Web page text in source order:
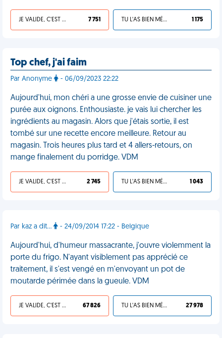
JE VALIDE, C'EST UNE VDM 7 751 TU L'AS BIEN MÉRITÉ 1 175
Top chef, j'ai faim
Par Anonyme - 06/09/2023 22:22
Aujourd'hui, mon chéri a une grosse envie de cuisiner une
purée aux oignons. Enthousiaste. je vais lui chercher les
ingrédients au magasin. Alors que j'étais sortie, il est
tombé sur une recette encore meilleure. Retour au
magasin. Trois heures plus tard et 4 allers-retours, on
mange finalement du porridge. VDM
JE VALIDE, C'EST UNE VDM 2 745 TU L'AS BIEN MÉRITÉ 1 043
Par kaz a dit... - 24/09/2014 17:22 - Belgique
Aujourd'hui, d'humeur massacrante, j'ouvre violemment la
porte du frigo. N'ayant visiblement pas apprécié ce
traitement, il s'est vengé en m'envoyant un pot de
moutarde périmée dans la gueule. VDM
JE VALIDE, C'EST UNE VDM 67 826 TU L'AS BIEN MÉRITÉ 27 978